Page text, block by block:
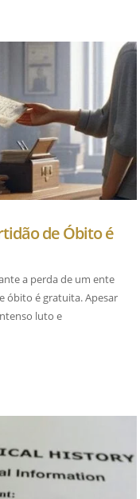
de Óbito é
a perda de um ente
óbito é gratuita. Apesar
luto e